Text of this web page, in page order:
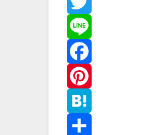
Twitter
Line
Facebook
Pinterest
Hatena